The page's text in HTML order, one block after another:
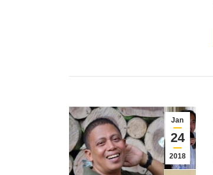
Jan
24
2018